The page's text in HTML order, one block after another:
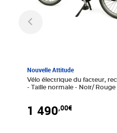
Nouvelle Attitude
Vélo électrique du facteur,
- Taille normale - Noir/ Rouge
1 490,00€